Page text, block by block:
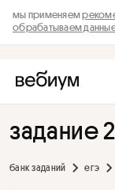
мы применяем
обрабатываем
задание
банк заданий егэ